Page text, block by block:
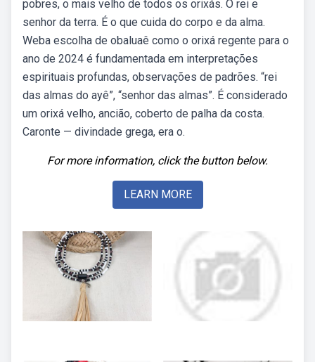
pobres, o mais velho de todos os orixás. O rei e
senhor da terra. É o que cuida do corpo e da alma.
Weba escolha de obaluaê como o orixá regente para o
ano de 2024 é fundamentada em interpretações
espirituais profundas, observações de padrões. “rei
das almas do ayê”, “senhor das almas”. É considerado
um orixá velho, ancião, coberto de palha da costa.
Caronte — divindade grega, era o.
For more information, click the button below.
LEARN MORE